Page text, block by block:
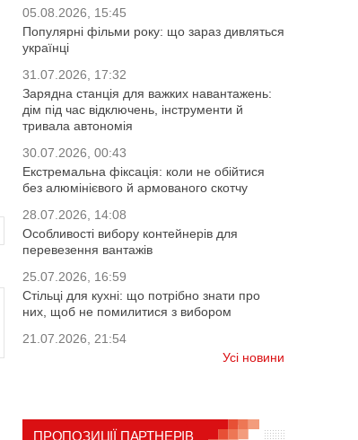
05.08.2026, 15:45
Популярні фільми року: що зараз дивляться
українці
31.07.2026, 17:32
Зарядна станція для важких навантажень:
дім під час відключень, інструменти й
тривала автономія
30.07.2026, 00:43
Екстремальна фіксація: коли не обійтися
без алюмінієвого й армованого скотчу
28.07.2026, 14:08
Особливості вибору контейнерів для
перевезення вантажів
25.07.2026, 16:59
Стільці для кухні: що потрібно знати про
них, щоб не помилитися з вибором
21.07.2026, 21:54
Усі новини
ПРОПОЗИЦІЇ ПАРТНЕРІВ